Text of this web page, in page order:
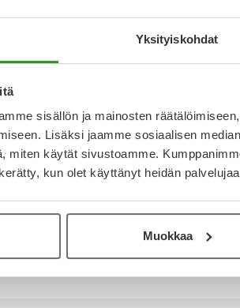
Yksityiskohdat
sisällön ja mainosten
Lisäksi jaamme sosiaalisen
miten käytät sivustoamme.
kun olet käyttänyt heidän
Muokkaa